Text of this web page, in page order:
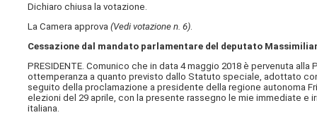
Dichiaro chiusa la votazione.
La Camera approva(Vedi votazione n. 6)
Cessazione dal mandato parlamentare del deputato
PRESIDENTE. Comunico che in data 4 maggio 2018 è pervenuta
ottemperanza a quanto previsto dallo Statuto speciale, adottato
seguito della proclamazione a presidente della regione autonoma
elezioni del 29 aprile, con la presente rassegno le mie immediate
italiana.